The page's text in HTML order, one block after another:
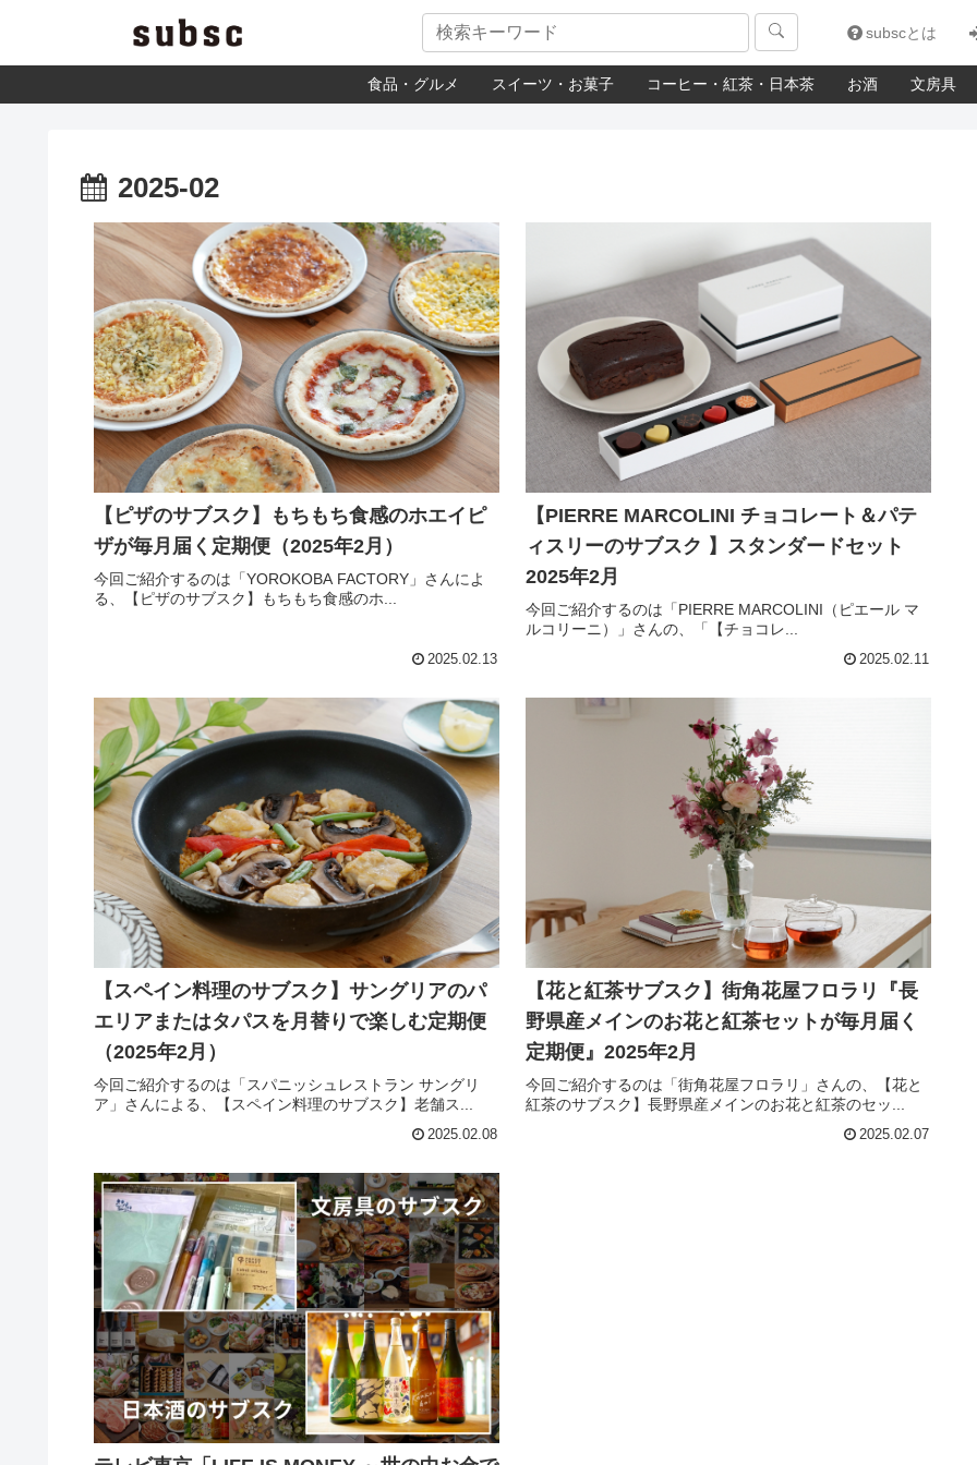
subscとは
食品・グルメ スイーツ・お菓子 コーヒー・紅茶・日本茶 お酒 文房具
2025-02
【ピザのサブスク】もちもち食感のホエイピ
ザが毎月届く定期便（2025年2月）
今回ご紹介するのは「YOROKOBA FACTORY」さんによ
る、【ピザのサブスク】もちもち食感のホ...
2025.02.13
【PIERRE MARCOLINI チョコレート＆パテ
ィスリーのサブスク 】スタンダードセット
2025年2月
今回ご紹介するのは「PIERRE MARCOLINI（ピエール マ
ルコリーニ）」さんの、「【チョコレ...
2025.02.11
【スペイン料理のサブスク】サングリアのパ
エリアまたはタパスを月替りで楽しむ定期便
（2025年2月）
今回ご紹介するのは「スパニッシュレストラン サングリ
ア」さんによる、【スペイン料理のサブスク】老舗ス...
2025.02.08
【花と紅茶サブスク】街角花屋フロラリ『長
野県産メインのお花と紅茶セットが毎月届く
定期便』2025年2月
今回ご紹介するのは「街角花屋フロラリ」さんの、【花と
紅茶のサブスク】長野県産メインのお花と紅茶のセッ...
2025.02.07